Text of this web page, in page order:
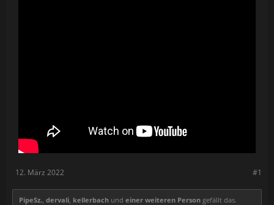
#1
12. März 2022
PipeSz. dervali kellerbach und einer weiteren Person gefällt das.